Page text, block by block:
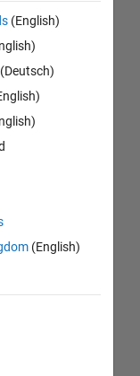
(English)
(Deutsch)
(English)